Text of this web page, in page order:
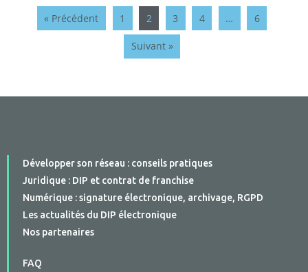
« Précédent 1 2 3 4 … 6
Suivant »
Développer son réseau : conseils pratiques
Juridique : DIP et contrat de franchise
Numérique : signature électronique, archivage, RGPD
Les actualités du DIP électronique
Nos partenaires
FAQ